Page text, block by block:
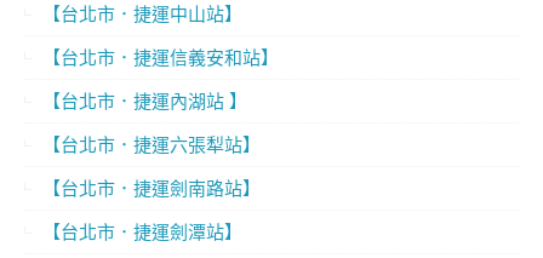
【台北市．捷運中山站】
【台北市．捷運信義安和站】
【台北市．捷運內湖站 】
【台北市．捷運六張犁站】
【台北市．捷運劍南路站】
【台北市．捷運劍潭站】